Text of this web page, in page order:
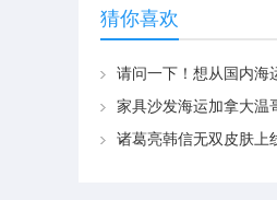
猜你喜欢
家具沙发海运加拿大温